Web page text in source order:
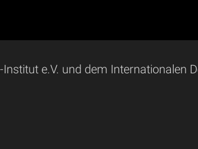
e.V. und dem Internationalen